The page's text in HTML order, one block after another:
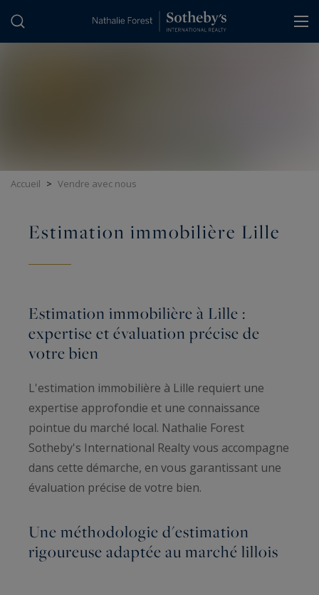
Accueil > Vendre avec nous
Estimation immobilière Lille
Estimation immobilière à Lille :
expertise et évaluation précise de
votre bien
L'estimation immobilière à Lille requiert une
expertise approfondie et une connaissance
pointue du marché local. Nathalie Forest
Sotheby's International Realty vous accompagne
dans cette démarche, en vous garantissant une
évaluation précise de votre bien.
Une méthodologie d'estimation
rigoureuse adaptée au marché lillois